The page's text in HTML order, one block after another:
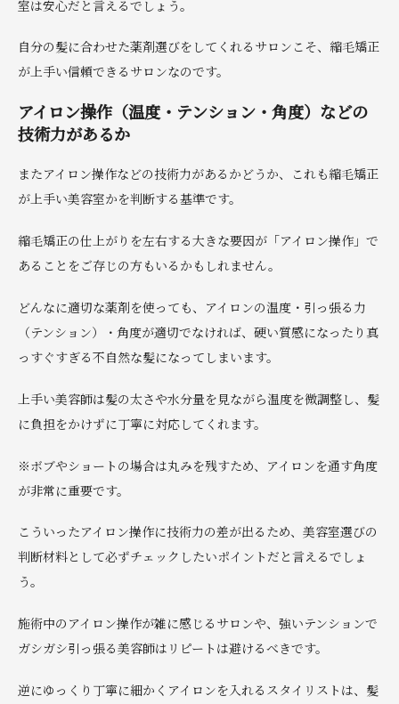
室は安心だと言えるでしょう。
自分の髪に合わせた薬剤選びをしてくれるサロンこそ、縮毛矯正
が上手い信頼できるサロンなのです。
アイロン操作（温度・テンション・角度）などの
技術力があるか
またアイロン操作などの技術力があるかどうか、これも縮毛矯正
が上手い美容室かを判断する基準です。
縮毛矯正の仕上がりを左右する大きな要因が「アイロン操作」で
あることをご存じの方もいるかもしれません。
どんなに適切な薬剤を使っても、アイロンの温度・引っ張る力
（テンション）・角度が適切でなければ、硬い質感になったり真
っすぐすぎる不自然な髪になってしまいます。
上手い美容師は髪の太さや水分量を見ながら温度を微調整し、髪
に負担をかけずに丁寧に対応してくれます。
※ボブやショートの場合は丸みを残すため、アイロンを通す角度
が非常に重要です。
こういったアイロン操作に技術力の差が出るため、美容室選びの
判断材料として必ずチェックしたいポイントだと言えるでしょ
う。
施術中のアイロン操作が雑に感じるサロンや、強いテンションで
ガシガシ引っ張る美容師はリピートは避けるべきです。
逆にゆっくり丁寧に細かくアイロンを入れるスタイリストは、髪